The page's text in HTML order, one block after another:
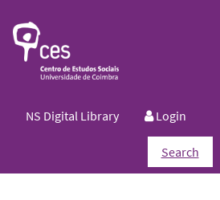
NS Digital Library Login
Search